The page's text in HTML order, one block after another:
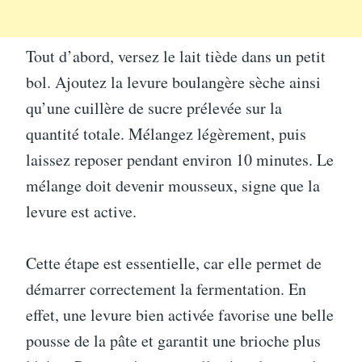
Tout d’abord, versez le lait tiède dans un petit
bol. Ajoutez la levure boulangère sèche ainsi
qu’une cuillère de sucre prélevée sur la
quantité totale. Mélangez légèrement, puis
laissez reposer pendant environ 10 minutes. Le
mélange doit devenir mousseux, signe que la
levure est active.
Cette étape est essentielle, car elle permet de
démarrer correctement la fermentation. En
effet, une levure bien activée favorise une belle
pousse de la pâte et garantit une brioche plus